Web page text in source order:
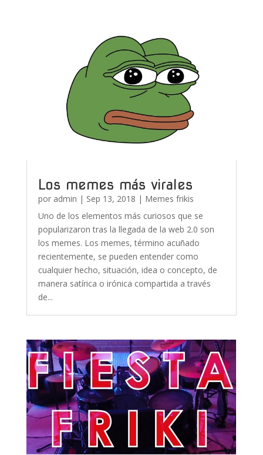
Los memes más virales
por admin | Sep 13, 2018 | Memes frikis
Uno de los elementos más curiosos que se
popularizaron tras la llegada de la web 2.0 son
los memes. Los memes, término acuñado
recientemente, se pueden entender como
cualquier hecho, situación, idea o concepto, de
manera satírica o irónica compartida a través
de...